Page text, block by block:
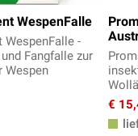
WespenFalle
WespenFalle -
Fangfalle zur
Wespen
€